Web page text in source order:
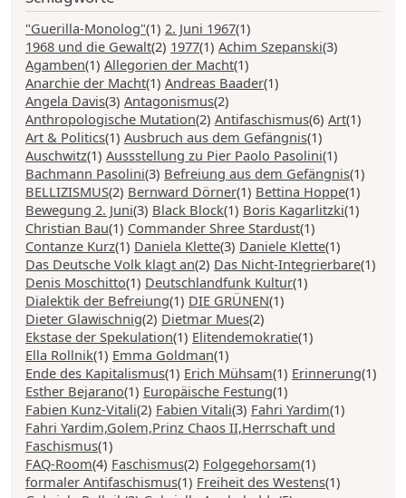
"Guerilla-Monolog"(1) 2. Juni 1967(1)
1968 und die Gewalt(2) 1977(1) Achim Szepanski(3)
Agamben(1) Allegorien der Macht(1)
Anarchie der Macht(1) Andreas Baader(1)
Angela Davis(3) Antagonismus(2)
Anthropologische Mutation(2) Antifaschismus(6) Art(1)
Art & Politics(1) Ausbruch aus dem Gefängnis(1)
Auschwitz(1) Aussstellung zu Pier Paolo Pasolini(1)
Bachmann Pasolini(3) Befreiung aus dem Gefängnis(1)
BELLIZISMUS(2) Bernward Dörner(1) Bettina Hoppe(1)
Bewegung 2. Juni(3) Black Block(1) Boris Kagarlitzki(1)
Christian Bau(1) Commander Shree Stardust(1)
Contanze Kurz(1) Daniela Klette(3) Daniele Klette(1)
Das Deutsche Volk klagt an(2) Das Nicht-Integrierbare(1)
Denis Moschitto(1) Deutschlandfunk Kultur(1)
Dialektik der Befreiung(1) DIE GRÜNEN(1)
Dieter Glawischnig(2) Dietmar Mues(2)
Ekstase der Spekulation(1) Elitendemokratie(1)
Ella Rollnik(1) Emma Goldman(1)
Ende des Kapitalismus(1) Erich Mühsam(1) Erinnerung(1)
Esther Bejarano(1) Europäische Festung(1)
Fabien Kunz-Vitali(2) Fabien Vitali(3) Fahri Yardim(1)
Fahri Yardim,Golem,Prinz Chaos II,Herrschaft und
Faschismus(1)
FAQ-Room(4) Faschismus(2) Folgegehorsam(1)
formaler Antifaschismus(1) Freiheit des Westens(1)